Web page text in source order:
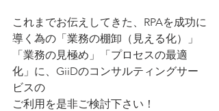
これまでお伝えしてきた、RPAを成功に
導く為の「業務の棚卸（見える化）」
「業務の見極め」「プロセスの最適
化」に、GiiDのコンサルティングサー
ビスの
ご利用を是非ご検討下さい！